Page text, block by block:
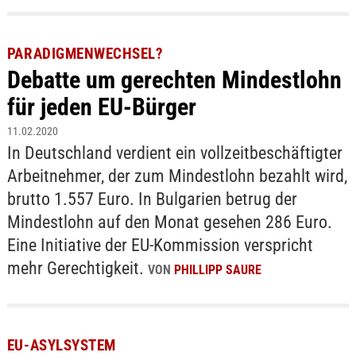
PARADIGMENWECHSEL?
Debatte um gerechten Mindestlohn
für jeden EU-Bürger
11.02.2020
In Deutschland verdient ein vollzeitbeschäftigter
Arbeitnehmer, der zum Mindestlohn bezahlt wird,
brutto 1.557 Euro. In Bulgarien betrug der
Mindestlohn auf den Monat gesehen 286 Euro.
Eine Initiative der EU-Kommission verspricht
mehr Gerechtigkeit. VON PHILLIPP SAURE
EU-ASYLSYSTEM